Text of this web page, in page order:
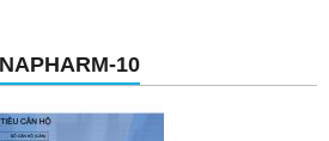
10